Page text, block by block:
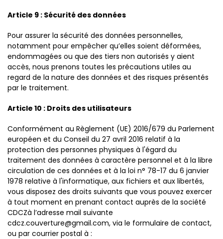
Article 9 : Sécurité des données
Pour assurer la sécurité des données personnelles,
notamment pour empêcher qu’elles soient déformées,
endommagées ou que des tiers non autorisés y aient
accès, nous prenons toutes les précautions utiles au
regard de la nature des données et des risques présentés
par le traitement.
Article 10 : Droits des utilisateurs
Conformément au Règlement (UE) 2016/679 du Parlement
européen et du Conseil du 27 avril 2016 relatif à la
protection des personnes physiques à l'égard du
traitement des données à caractère personnel et à la libre
circulation de ces données et à la loi n° 78-17 du 6 janvier
1978 relative à l'informatique, aux fichiers et aux libertés,
vous disposez des droits suivants que vous pouvez exercer
à tout moment en prenant contact auprès de la société
CDCZà l’adresse mail suivante
cdcz.couverture@gmail.com, via le formulaire de contact,
ou par courrier postal à :